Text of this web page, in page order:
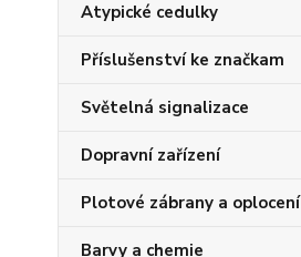
Atypické cedulky
Příslušenství ke značkam
Světelná signalizace
Dopravní zařízení
Plotové zábrany a oplocení
Barvy a chemie